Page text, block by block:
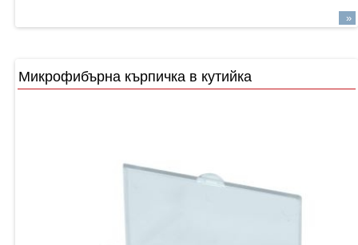
»
Микрофибърна кърпичка в кутийка